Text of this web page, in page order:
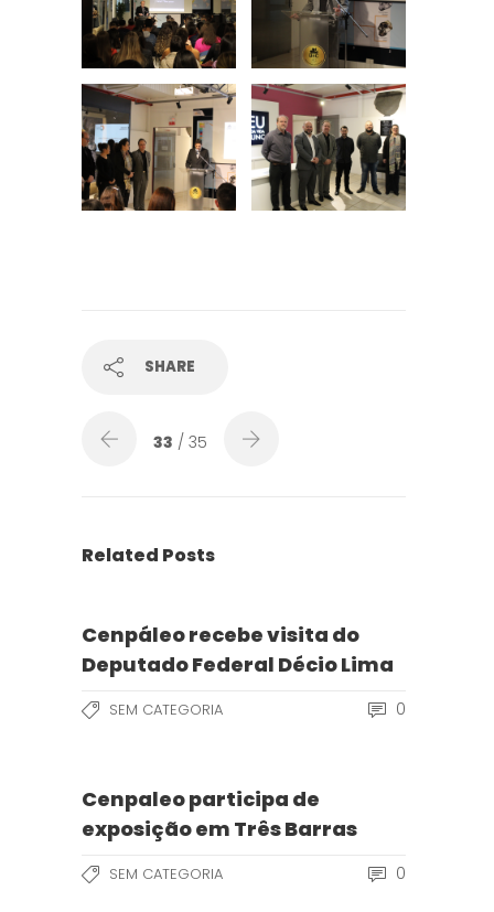
SHARE
33 / 35
Related Posts
Cenpáleo recebe visita do
Deputado Federal Décio Lima
SEM CATEGORIA 0
Cenpaleo participa de
exposição em Três Barras
SEM CATEGORIA 0